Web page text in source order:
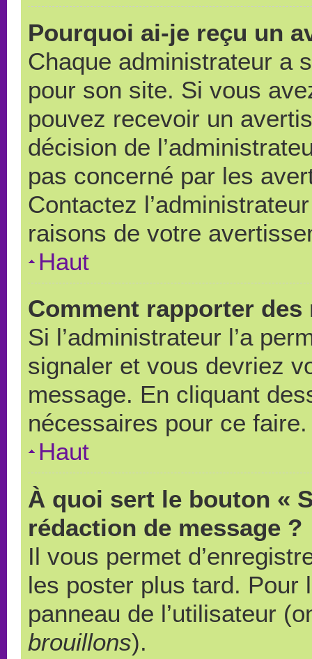
Pourquoi ai-je reçu un
Chaque administrateur a
pour son site. Si vous
pouvez recevoir un
décision de
pas concerné par les
Contactez
raisons de votre
Haut
Comment rapporter
Si l’administrateur l’a
signaler et vous devriez
message. En cliquant
nécessaires pour ce faire.
Haut
À quoi sert le bouton «
rédaction de message ?
Il vous permet
les poster plus tard. Pour
panneau de l’utilisateur
brouillons).